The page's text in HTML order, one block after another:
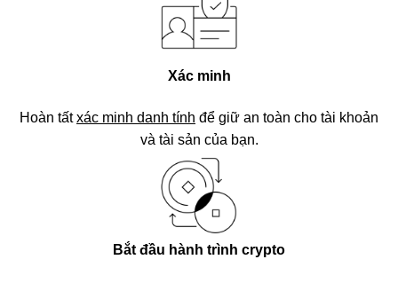
Xác minh
Hoàn tấtxác minh danh tính để giữ an toàn cho tài khoản
và tài sản của bạn.
Bắt đầu hành trình crypto